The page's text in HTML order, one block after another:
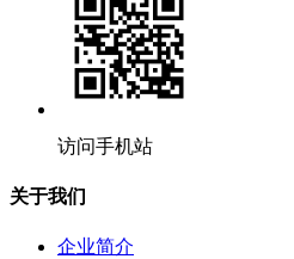
访问手机站
关于我们
企业简介